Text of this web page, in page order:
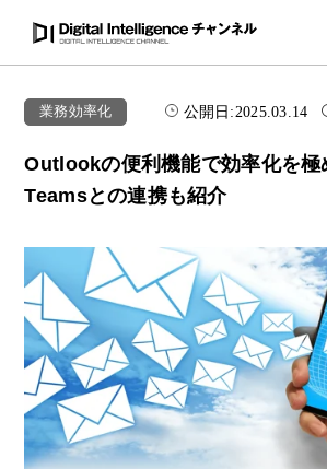
業務効率化 公開日:2025.03.14
Outlookの便利機能で効率化を極
Teamsとの連携も紹介